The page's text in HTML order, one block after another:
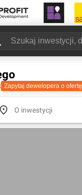
Zapytaj dewelopera o ofertę
O inwestycji